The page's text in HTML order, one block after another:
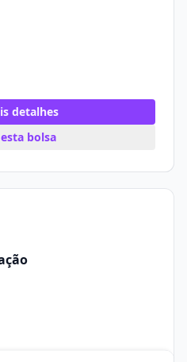
detalhes
bolsa